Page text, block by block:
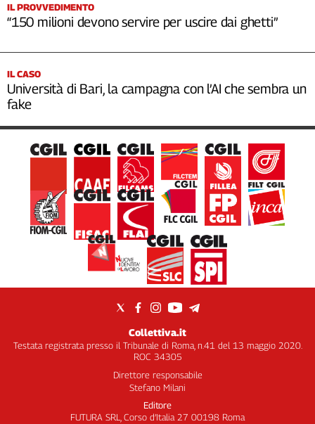
IL PROVVEDIMENTO
“150 milioni devono servire per uscire dai ghetti”
IL CASO
Università di Bari, la campagna con l’AI che sembra un
fake
Collettiva.it
Testata registrata presso il Tribunale di Roma, n.41 del 13 maggio 2020.
ROC 34305
Direttore responsabile
Stefano Milani
Editore
FUTURA SRL, Corso d’Italia 27 00198 Roma